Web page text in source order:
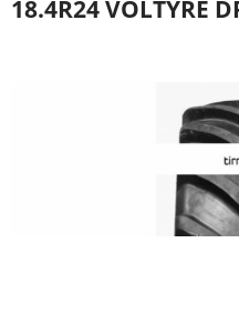
18.4R24 VOLTYRE